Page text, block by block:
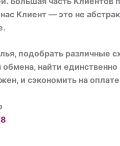
Клиент — это не
подобрать различные
найти
и сэкономить на оплате